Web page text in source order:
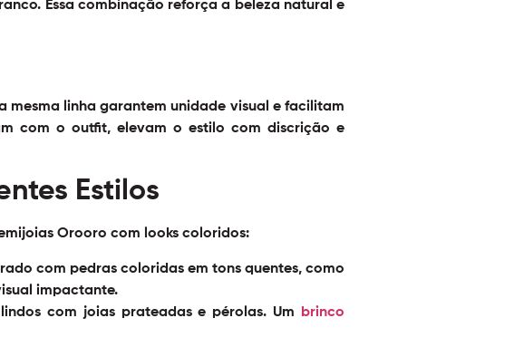
Essa combinação reforça a beleza natural e
mesma linha garantem unidade visual e facilitam
com o outfit, elevam o estilo com discrição e
Estilos
Orooro com looks coloridos:
com pedras coloridas em tons quentes, como
impactante.
com joias prateadas e pérolas. Um
brinco